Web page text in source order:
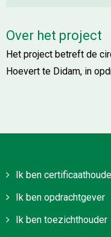
Over het project
Het project betreft de
Hoevert te Didam, in
Ik ben
Ik ben opdrachtgever
Ik ben toezichthouder